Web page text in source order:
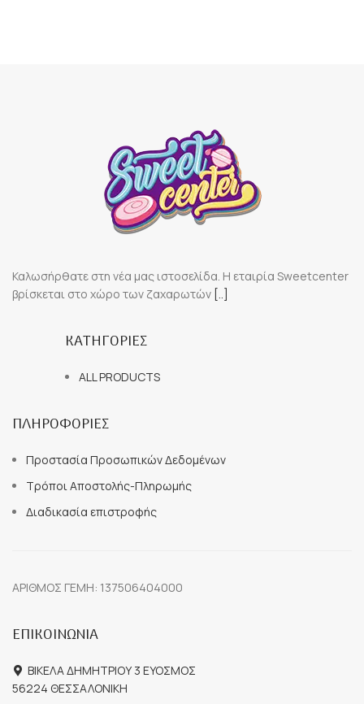
Καλωσήρθατε στη νέα μας ιστοσελίδα. Η εταιρία Sweetcenter
βρίσκεται στο χώρο των ζαχαρωτών [..]
ΚΑΤΗΓΟΡΙΕΣ
ALL PRODUCTS
ΠΛΗΡΟΦΟΡΙΕΣ
Προστασία Προσωπικών Δεδομένων
Τρόποι Αποστολής-Πληρωμής
Διαδικασία επιστροφής
ΑΡΙΘΜΟΣ ΓΕΜΗ: 137506404000
ΕΠΙΚΟΙΝΩΝΙΑ
ΒΙΚΕΛΑ ΔΗΜΗΤΡΙΟΥ 3 ΕΥΟΣΜΟΣ
56224 ΘΕΣΣΑΛΟΝΙΚΗ